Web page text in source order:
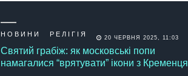
НОВИНИ РЕЛІГІЯ 20 ЧЕРВНЯ 2025, 11:03
Святий грабіж: як московські попи
намагалися “врятувати” ікони з Кременця